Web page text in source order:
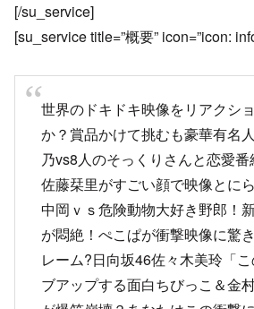
[/su_service]
[su_service title=”概要” icon=”icon:
世界のドキドキ映像をリアクシ
か？賞品かけて挑むも豪華有名
乃vs8人のそっくりさんと恋愛番
佐藤栞里がすごい顔で映像とに
中岡ｖｓ危険動物大好き野郎！
が悶絶！ぺこぱが衝撃映像に驚
レーム?日向坂46佐々木美玲「
ブアップする面白ちびっこ＆金